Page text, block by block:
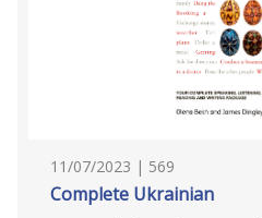
11/07/2023 | 569
Complete Ukrainian